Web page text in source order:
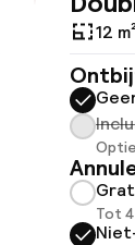
12 m²
Tot